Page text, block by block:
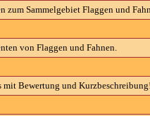
zum Sammelgebiet Flaggen und
von Flaggen und Fahnen.
mit Bewertung und